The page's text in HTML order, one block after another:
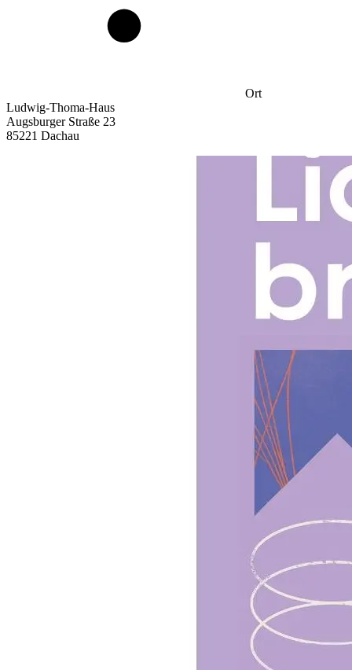
Ort
Ludwig-Thoma-Haus
Augsburger Straße 23
85221 Dachau